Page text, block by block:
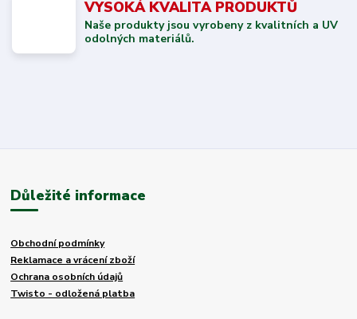
VYSOKÁ KVALITA PRODUKTŮ
Naše produkty jsou vyrobeny z kvalitních a UV
odolných materiálů.
Důležité informace
Obchodní podmínky
Reklamace a vrácení zboží
Ochrana osobních údajů
Twisto - odložená platba